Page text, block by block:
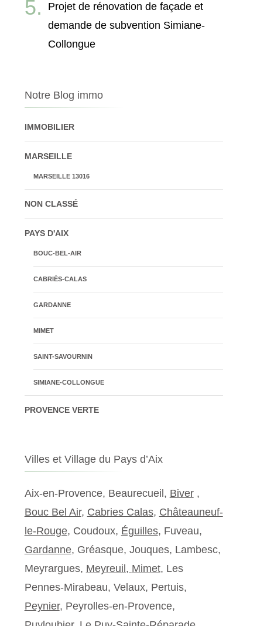
Projet de rénovation de façade et
demande de subvention Simiane-
Collongue
Notre Blog immo
IMMOBILIER
MARSEILLE
MARSEILLE 13016
NON CLASSÉ
PAYS D'AIX
BOUC-BEL-AIR
CABRIÈS-CALAS
GARDANNE
MIMET
SAINT-SAVOURNIN
SIMIANE-COLLONGUE
PROVENCE VERTE
Villes et Village du Pays d’Aix
Aix-en-Provence, Beaurecueil, Biver,
Bouc Bel Air, Cabries Calas, Châteauneuf-
le-Rouge, Coudoux, Éguilles, Fuveau,
Gardanne, Gréasque, Jouques, Lambesc,
Meyrargues, Meyreuil, Mimet, Les
Pennes-Mirabeau, Velaux, Pertuis,
Peynier, Peyrolles-en-Provence,